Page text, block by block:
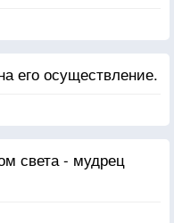
с этим
как в раю.
наши
вдвоем подобно
очень велика
друг в друге
— это тот,
подлинной
его осуществление.
света - мудрец